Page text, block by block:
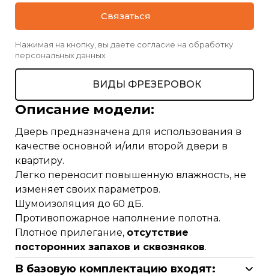
Связаться
Нажимая на кнопку, вы даете согласие на обработку
персональных данных
ВИДЫ ФРЕЗЕРОВОК
Описание модели:
Дверь предназначена для использования в
качестве основной и/или второй двери в
квартиру.
Легко переносит повышенную влажность, не
изменяет своих параметров.
Шумоизоляция до 60 дБ.
Противопожарное наполнение полотна.
Плотное прилегание, отсутствие
посторонних запахов и сквозняков.
В базовую комплектацию входят: